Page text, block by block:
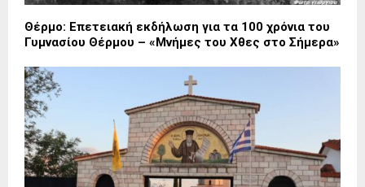
Θέρμο: Επετειακή εκδήλωση για τα 100 χρόνια του
Γυμνασίου Θέρμου – «Μνήμες του Χθες στο Σήμερα»